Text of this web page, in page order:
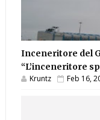
Inceneritore del
“L’inceneritore
Kruntz Feb 16,